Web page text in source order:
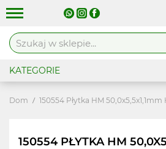
KATEGORIE
Dom 150554 Płytka HM 50,0x5,5x1,1mm
150554 PŁYTKA HM